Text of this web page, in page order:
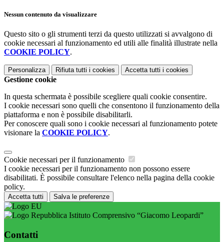
Nessun contenuto da visualizzare
Questo sito o gli strumenti terzi da questo utilizzati si avvalgono di
cookie necessari al funzionamento ed utili alle finalità illustrate nella
COOKIE POLICY.
Personalizza Rifiuta tutti i cookies Accetta tutti i cookies
Gestione cookie
In questa schermata è possibile scegliere quali cookie consentire.
I cookie necessari sono quelli che consentono il funzionamento della
piattaforma e non è possibile disabilitarli.
Per conoscere quali sono i cookie necessari al funzionamento potete
visionare la COOKIE POLICY.
Cookie necessari per il funzionamento
I cookie necessari per il funzionamento non possono essere
disabilitati. È possibile consultare l'elenco nella pagina della cookie
policy.
Accetta tutti Salva le preferenze
Istituto Comprensivo “Giacomo Leopardi”
Contatti